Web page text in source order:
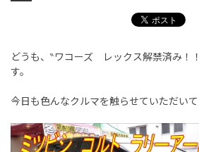
どうも、‶ワコーズ レックス解禁済み！
す。
今日も色んなクルマを触らせていただい